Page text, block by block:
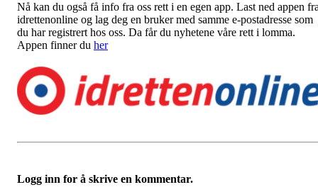
Nå kan du også få info fra oss rett i en egen app. Last ned appen
idrettenonline og lag deg en bruker med samme e-postadresse som
du har registrert hos oss. Da får du nyhetene våre rett i lomma.
Appen finner du her
Logg inn for å skrive en kommentar.